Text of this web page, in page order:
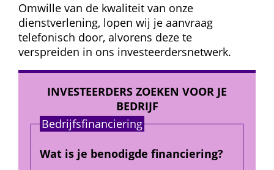
Omwille van de kwaliteit van onze
dienstverlening, lopen wij je aanvraag
telefonisch door, alvorens deze te
verspreiden in ons investeerders­netwerk.
INVESTEERDERS ZOEKEN VOOR JE
BEDRIJF
Bedrijfs­financiering
Wat is je benodigde financiering?